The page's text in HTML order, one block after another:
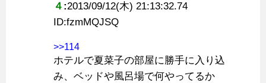
４ :2013/09/12(木) 21:13:32.74
ID:fzmMQJSQ
>>114
ホテルで夏菜子の部屋に勝手に入り込
み、ベッドや風呂場で何やってるか